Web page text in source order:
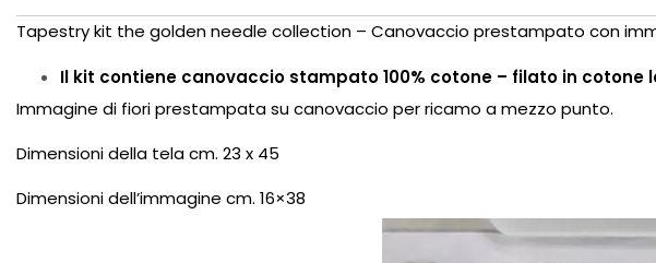
Tapestry kit the golden needle collection – Canovaccio prestampato con
Il kit contiene canovaccio stampato 100% cotone – filato in cotone
Immagine di fiori prestampata su canovaccio per ricamo a mezzo punto.
Dimensioni della tela cm. 23 x 45
Dimensioni dell’immagine cm. 16×38